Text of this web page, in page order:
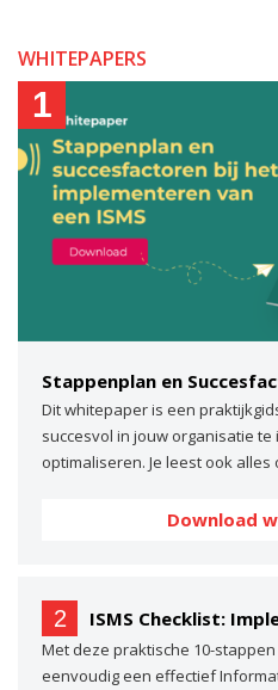
WHITEPAPERS
1
Dit whitepaper is een
succesvol in jouw organisatie
optimaliseren. Je leest ook
Download
2 ISMS Checklist:
Met deze praktische 10-
eenvoudig een effectief